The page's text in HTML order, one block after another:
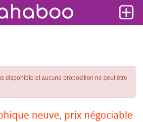
disponible et aucune proposition ne peut être
neuve, prix négociable